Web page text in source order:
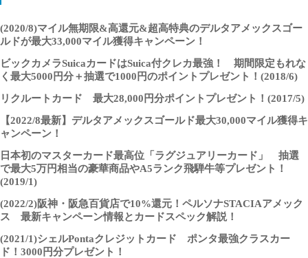
(2020/8)マイル無期限&高還元&超高特典のデルタアメックスゴー
ルドが最大33,000マイル獲得キャンペーン！
ビックカメラSuicaカードはSuica付クレカ最強！ 期間限定もれな
く最大5000円分＋抽選で1000円のポイントプレゼント！(2018/6)
リクルートカード 最大28,000円分ポイントプレゼント！(2017/5)
【2022/8最新】デルタアメックスゴールド最大30,000マイル獲得キ
ャンペーン！
日本初のマスターカード最高位「ラグジュアリーカード」 抽選
で最大5万円相当の豪華商品やA5ランク飛騨牛等プレゼント！
(2019/1)
(2022/2)阪神・阪急百貨店で10%還元！ペルソナSTACIAアメック
ス 最新キャンペーン情報とカードスペック解説！
(2021/1)シェルPontaクレジットカード ポンタ最強クラスカー
ド！3000円分プレゼント！